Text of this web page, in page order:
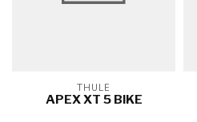
THULE
APEX XT 5 BIKE